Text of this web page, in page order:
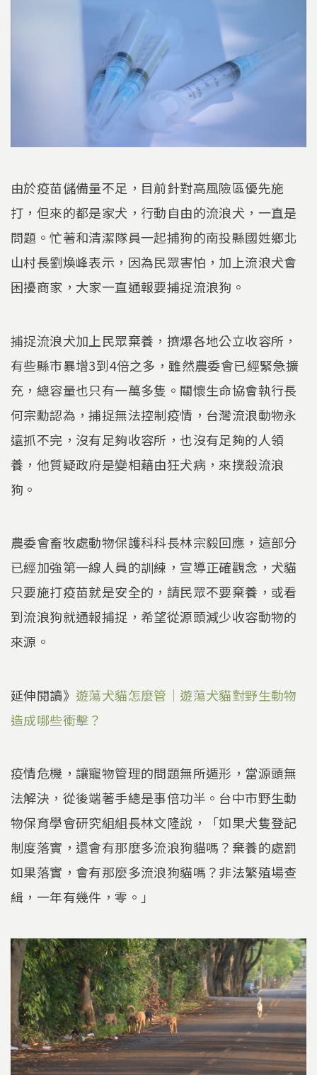
由於疫苗儲備量不足，目前針對高風險區優先施
打，但來的都是家犬，行動自由的流浪犬，一直是
問題。忙著和清潔隊員一起捕狗的南投縣國姓鄉北
山村長劉煥峰表示，因為民眾害怕，加上流浪犬會
困擾商家，大家一直通報要捕捉流浪狗。
捕捉流浪犬加上民眾棄養，擠爆各地公立收容所，
有些縣市暴增3到4倍之多，雖然農委會已經緊急擴
充，總容量也只有一萬多隻。關懷生命協會執行長
何宗勳認為，捕捉無法控制疫情，台灣流浪動物永
遠抓不完，沒有足夠收容所，也沒有足夠的人領
養，他質疑政府是變相藉由狂犬病，來撲殺流浪
狗。
農委會畜牧處動物保護科科長林宗毅回應，這部分
已經加強第一線人員的訓練，宣導正確觀念，犬貓
只要施打疫苗就是安全的，請民眾不要棄養，或看
到流浪狗就通報捕捉，希望從源頭減少收容動物的
來源。
延伸閱讀》 遊蕩犬貓怎麼管｜遊蕩犬貓對野生動物
造成哪些衝擊？
疫情危機，讓寵物管理的問題無所遁形，當源頭無
法解決，從後端著手總是事倍功半。台中市野生動
物保育學會研究組組長林文隆說，「如果犬隻登記
制度落實，還會有那麼多流浪狗貓嗎？棄養的處罰
如果落實，會有那麼多流浪狗貓嗎？非法繁殖場查
緝，一年有幾件，零。」